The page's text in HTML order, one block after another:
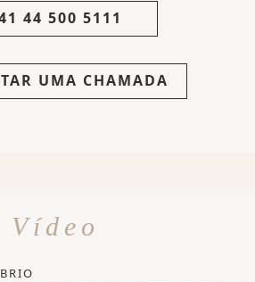
44 500 5111
UMA CHAMADA
Vídeo